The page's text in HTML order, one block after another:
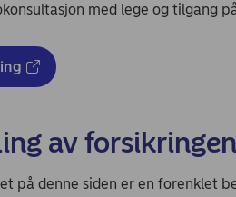
med lege og tilgang
av forsikringen
på denne siden er en forenklet